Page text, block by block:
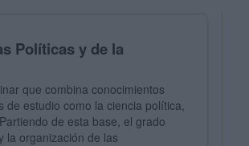
Políticas y de la
que combina conocimientos
estudio como la ciencia política,
de esta base, el grado
la organización de las